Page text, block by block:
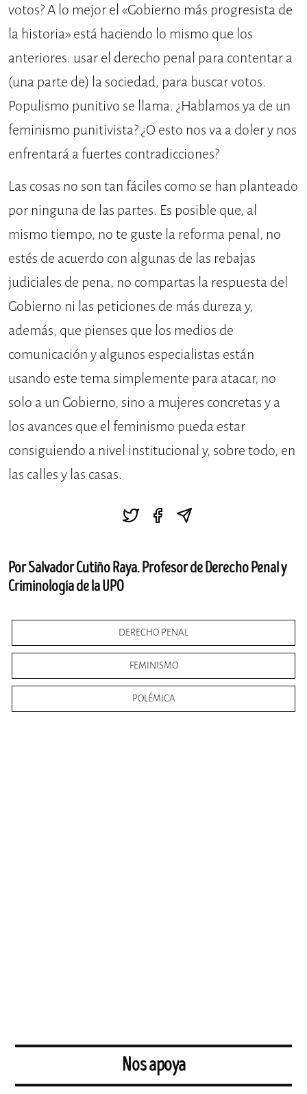
votos? A lo mejor el «Gobierno más progresista de
la historia» está haciendo lo mismo que los
anteriores: usar el derecho penal para contentar a
(una parte de) la sociedad, para buscar votos.
Populismo punitivo se llama. ¿Hablamos ya de un
feminismo punitivista? ¿O esto nos va a doler y nos
enfrentará a fuertes contradicciones?
Las cosas no son tan fáciles como se han planteado
por ninguna de las partes. Es posible que, al
mismo tiempo, no te guste la reforma penal, no
estés de acuerdo con algunas de las rebajas
judiciales de pena, no compartas la respuesta del
Gobierno ni las peticiones de más dureza y,
además, que pienses que los medios de
comunicación y algunos especialistas están
usando este tema simplemente para atacar, no
solo a un Gobierno, sino a mujeres concretas y a
los avances que el feminismo pueda estar
consiguiendo a nivel institucional y, sobre todo, en
las calles y las casas.
Por Salvador Cutiño Raya. Profesor de Derecho Penal y
Criminología de la UPO
DERECHO PENAL
FEMINISMO
POLÉMICA
Nos apoya